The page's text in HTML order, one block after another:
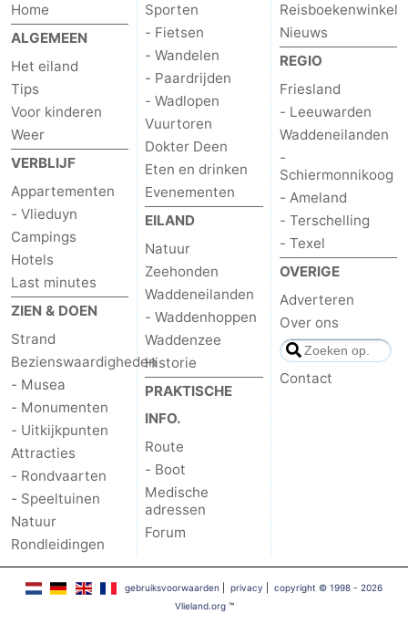
Home
ALGEMEEN
Het eiland
Tips
Voor kinderen
Weer
VERBLIJF
Appartementen
- Vlieduyn
Campings
Hotels
Last minutes
ZIEN & DOEN
Strand
Bezienswaardigheden
- Musea
- Monumenten
- Uitkijkpunten
Attracties
- Rondvaarten
- Speeltuinen
Natuur
Rondleidingen
Sporten
- Fietsen
- Wandelen
- Paardrijden
- Wadlopen
Vuurtoren
Dokter Deen
Eten en drinken
Evenementen
EILAND
Natuur
Zeehonden
Waddeneilanden
- Waddenhoppen
Waddenzee
Historie
PRAKTISCHE
INFO.
Route
- Boot
Medische
adressen
Forum
Reisboekenwinkel
Nieuws
REGIO
Friesland
- Leeuwarden
Waddeneilanden
-
Schiermonnikoog
- Ameland
- Terschelling
- Texel
OVERIGE
Adverteren
Over ons
Contact
gebruiksvoorwaarden privacy
copyright © 1998 - 2026
Vlieland.org™